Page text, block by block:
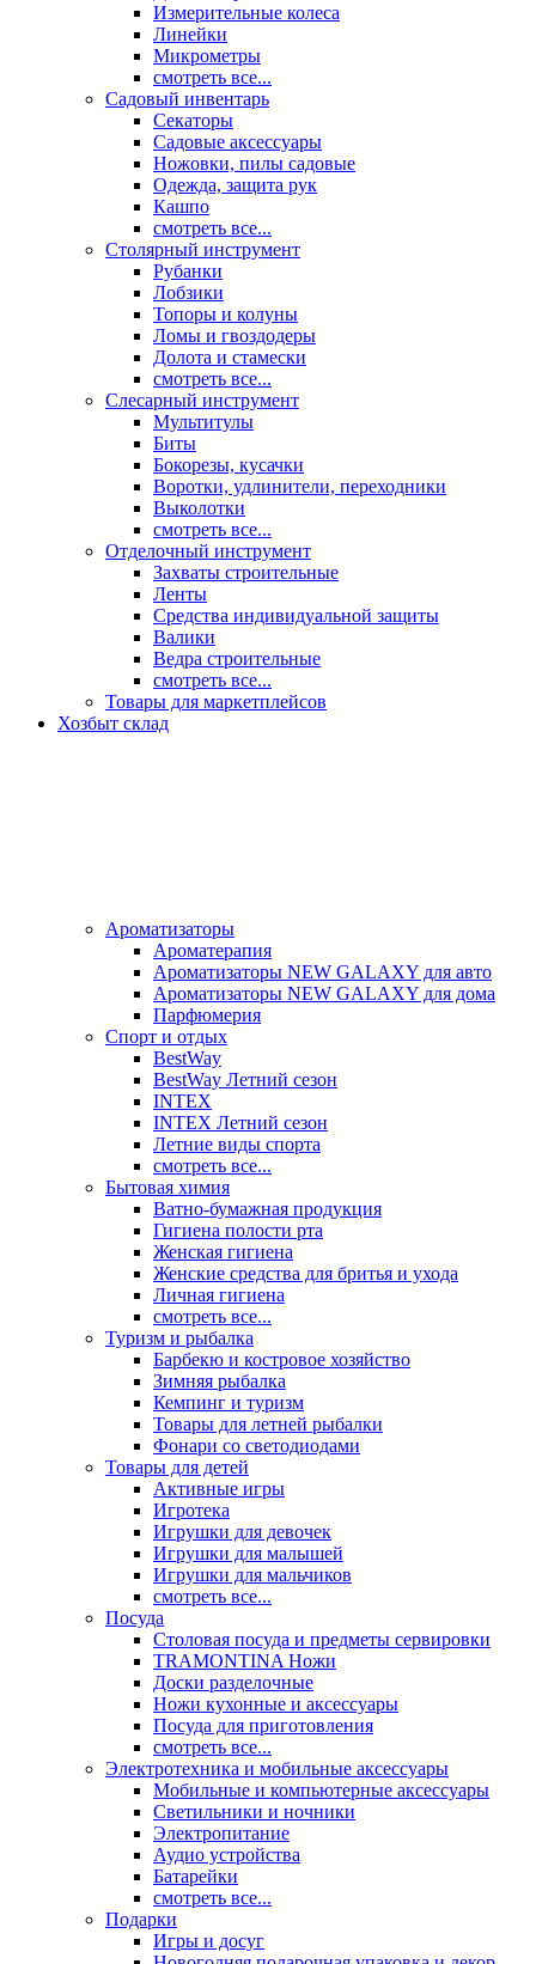
Измерительные колеса
Линейки
Микрометры
смотреть все...
Садовый инвентарь
Секаторы
Садовые аксессуары
Ножовки, пилы садовые
Одежда, защита рук
Кашпо
смотреть все...
Столярный инструмент
Рубанки
Лобзики
Топоры и колуны
Ломы и гвоздодеры
Долота и стамески
смотреть все...
Слесарный инструмент
Мультитулы
Биты
Бокорезы, кусачки
Воротки, удлинители, переходники
Выколотки
смотреть все...
Отделочный инструмент
Захваты строительные
Ленты
Средства индивидуальной защиты
Валики
Ведра строительные
смотреть все...
Товары для маркетплейсов
Хозбыт склад
Ароматизаторы
Ароматерапия
Ароматизаторы NEW GALAXY для авто
Ароматизаторы NEW GALAXY для дома
Парфюмерия
Спорт и отдых
BestWay
BestWay Летний сезон
INTEX
INTEX Летний сезон
Летние виды спорта
смотреть все...
Бытовая химия
Ватно-бумажная продукция
Гигиена полости рта
Женская гигиена
Женские средства для бритья и ухода
Личная гигиена
смотреть все...
Туризм и рыбалка
Барбекю и костровое хозяйство
Зимняя рыбалка
Кемпинг и туризм
Товары для летней рыбалки
Фонари со светодиодами
Товары для детей
Активные игры
Игротека
Игрушки для девочек
Игрушки для малышей
Игрушки для мальчиков
смотреть все...
Посуда
Столовая посуда и предметы сервировки
TRAMONTINA Ножи
Доски разделочные
Ножи кухонные и аксессуары
Посуда для приготовления
смотреть все...
Электротехника и мобильные аксессуары
Мобильные и компьютерные аксессуары
Светильники и ночники
Электропитание
Аудио устройства
Батарейки
смотреть все...
Подарки
Игры и досуг